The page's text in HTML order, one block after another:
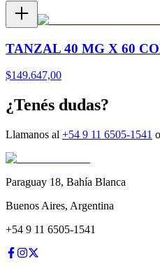
TANZAL 40 MG X 60
$149.647,00
¿Tenés dudas?
Llamanos al +54 9 11 6505-1541
Paraguay 18, Bahía Blanca
Buenos Aires, Argentina
+54 9 11 6505-1541